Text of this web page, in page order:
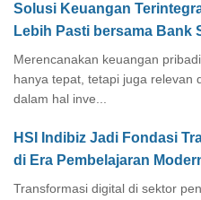
Solusi Keuangan
Lebih Pasti bersama Bank
Merencanakan keuangan
hanya tepat, tetapi juga relevan
dalam hal inve...
HSI Indibiz Jadi Fondasi
di Era Pembelajaran
Transformasi digital di sektor